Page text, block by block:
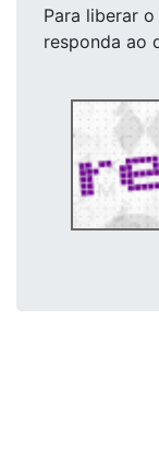
Para liberar o
responda ao